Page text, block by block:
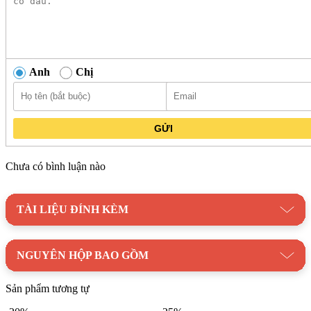
Anh Chị
GỬI
Chưa có bình luận nào
TÀI LIỆU ĐÍNH KÈM
NGUYÊN HỘP BAO GỒM
Sản phẩm tương tự